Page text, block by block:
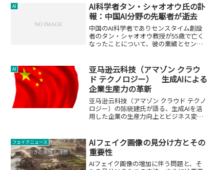
AI
AI科学者タン・シャオオウ氏の訃
報：中国AI分野の先駆者が逝去
中国のAI科学者でありセンスタイム創設
者のタン・シャオオウ教授が55歳で亡く
なったことについて、彼の業績とセンス
AI
亚马逊云科技（アマゾン クラウ
ド テクノロジー） 生成AIによる
企業生産力の革新
亚马逊云科技（アマゾン クラウド テクノ
ロジー）の陈晓建氏が語る、生成AIを活
用した企業の生産力向上とビジネス変革
フェイクニュース
AIフェイク画像の見分け方とその
重要性
AIフェイク画像の増加に伴う問題と、そ